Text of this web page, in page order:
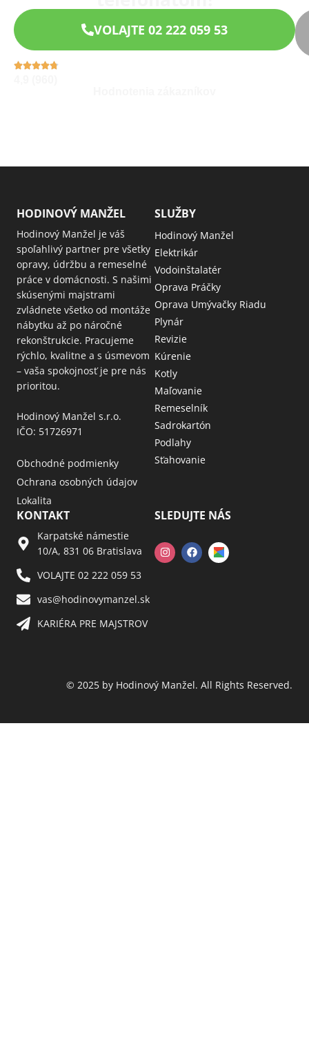
VOLAJTE 02 222 059 53
HODINOVÝ MANŽEL
Hodinový Manžel je váš
spoľahlivý partner pre všetky
opravy, údržbu a remeselné
práce v domácnosti. S našimi
skúsenými majstrami
zvládnete všetko od montáže
nábytku až po náročné
rekonštrukcie. Pracujeme
rýchlo, kvalitne a s úsmevom
– vaša spokojnosť je pre nás
prioritou.
Hodinový Manžel s.r.o.
IČO: 51726971
Obchodné podmienky
Ochrana osobných údajov
Lokalita
SLUŽBY
Hodinový Manžel
Elektrikár
Vodoinštalatér
Oprava Práčky
Oprava Umývačky Riadu
Plynár
Revizie
Kúrenie
Kotly
Maľovanie
Remeselník
Sadrokartón
Podlahy
Sťahovanie
KONTAKT
Karpatské námestie
10/A, 831 06 Bratislava
VOLAJTE 02 222 059 53​
vas@hodinovymanzel.sk​
KARIÉRA PRE MAJSTROV​
SLEDUJTE NÁS
© 2025 by Hodinový Manžel. All Rights Reserved.